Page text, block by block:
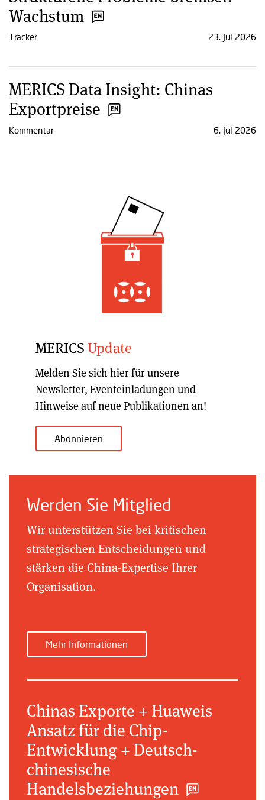
Wachstum
Tracker 23. Jul 2026
MERICS Data Insight: Chinas
Exportpreise
Kommentar 6. Jul 2026
MERICSUpdate
Melden Sie sich hier für unsere
Newsletter, Eventeinladungen und
Hinweise auf neue Publikationen an!
Abonnieren
Werden Sie Mitglied
Wir unterstützen Sie bei kritischen
strategischen Entscheidungen und
stärken die China-Expertise Ihrer
Organisation.
Mehr Informationen
Chinas Exporte + Huaweis
Ansatz für die Chip-
Entwicklung + Deutsch-
chinesische
Handelsbeziehungen